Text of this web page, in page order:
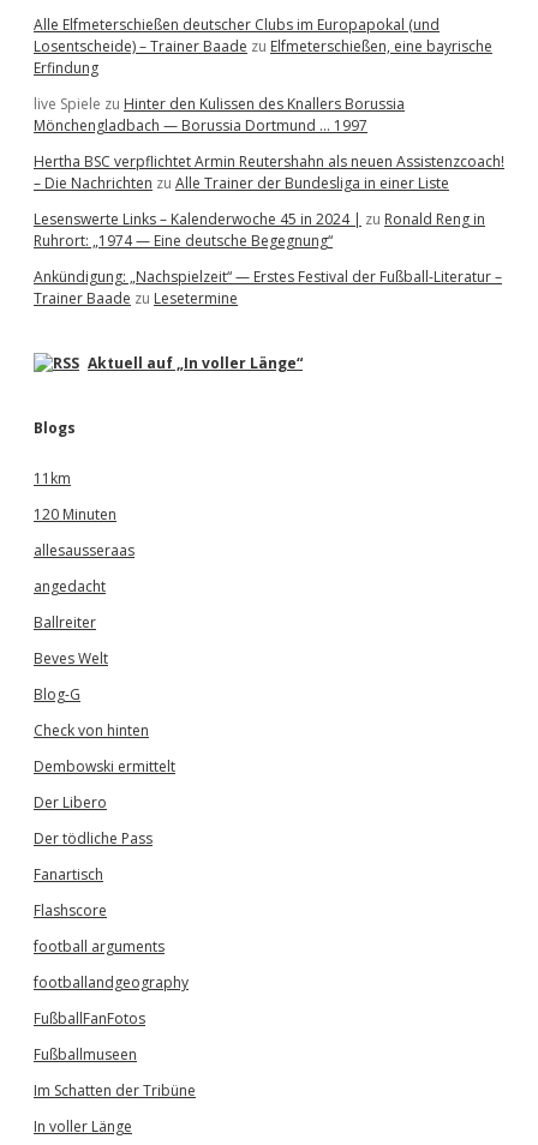
Alle Elfmeterschießen deutscher Clubs im Europapokal (und
Losentscheide) – Trainer Baade zu Elfmeterschießen, eine bayrische
Erfindung
live Spiele zu Hinter den Kulissen des Knallers Borussia
Mönchengladbach — Borussia Dortmund … 1997
Hertha BSC verpflichtet Armin Reutershahn als neuen Assistenzcoach!
– Die Nachrichten zu Alle Trainer der Bundesliga in einer Liste
Lesenswerte Links – Kalenderwoche 45 in 2024 | zu Ronald Reng in
Ruhrort: „1974 — Eine deutsche Begegnung“
Ankündigung: „Nachspielzeit“ — Erstes Festival der Fußball-Literatur –
Trainer Baade zu Lesetermine
Aktuell auf „In voller Länge“
Blogs
11km
120 Minuten
allesausseraas
angedacht
Ballreiter
Beves Welt
Blog-G
Check von hinten
Dembowski ermittelt
Der Libero
Der tödliche Pass
Fanartisch
Flashscore
football arguments
footballandgeography
FußballFanFotos
Fußballmuseen
Im Schatten der Tribüne
In voller Länge